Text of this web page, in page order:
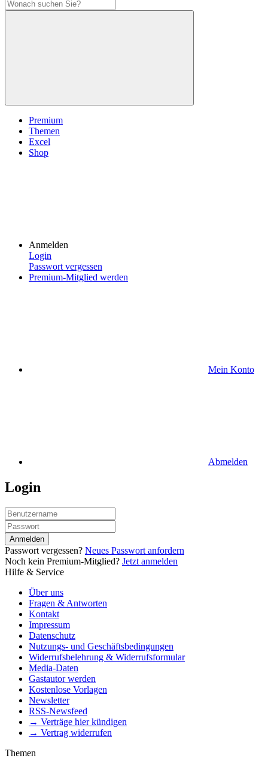
Premium
Themen
Excel
Shop
Anmelden
Login
Passwort vergessen
Premium-Mitglied werden
Mein Konto
Abmelden
Login
Anmelden
Passwort vergessen? Neues Passwort anfordern
Noch kein Premium-Mitglied? Jetzt anmelden
Hilfe & Service
Über uns
Fragen & Antworten
Kontakt
Impressum
Datenschutz
Nutzungs- und Geschäftsbedingungen
Widerrufsbelehrung & Widerrufsformular
Media-Daten
Gastautor werden
Kostenlose Vorlagen
Newsletter
RSS-Newsfeed
→ Verträge hier kündigen
→ Vertrag widerrufen
Themen